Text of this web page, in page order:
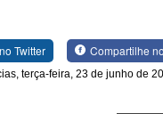
Twitter Compartilhe
terça-feira, 23 de junho de